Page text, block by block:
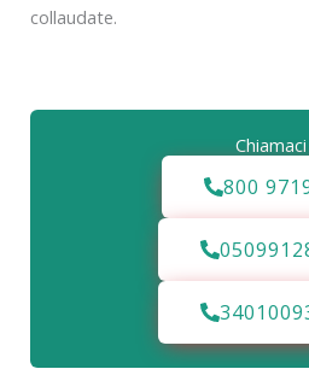
collaudate.
Chiamaci
800